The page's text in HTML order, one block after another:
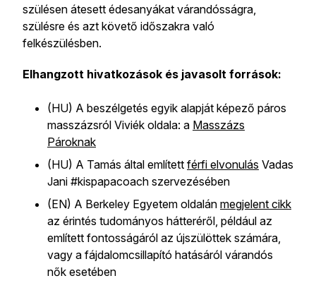
szülésen átesett édesanyákat várandósságra,
szülésre és azt követő időszakra való
felkészülésben.
Elhangzott hivatkozások és javasolt források:
(HU) A beszélgetés egyik alapját képező páros
masszázsról Viviék oldala: a Masszázs
Pároknak
(HU) A Tamás által említett férfi elvonulás Vadas
Jani #kispapacoach szervezésében
(EN) A Berkeley Egyetem oldalán megjelent cikk
az érintés tudományos hátteréről, például az
említett fontosságáról az újszülöttek számára,
vagy a fájdalomcsillapító hatásáról várandós
nők esetében